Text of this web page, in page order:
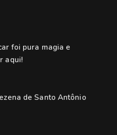
foi pura magia e
aqui!
de Santo Antônio